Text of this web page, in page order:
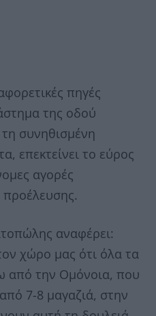
πηγές
της οδού
συνηθισμένη
επεκτείνει το εύρος
αγορές
αναφέρει:
χώρο μας ότι όλα τα
από την Ομόνοια, που
7-8 μαγαζιά, στην